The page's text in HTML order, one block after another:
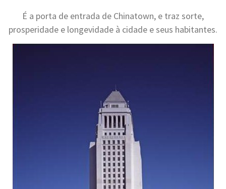
É a porta de entrada de Chinatown, e traz sorte,
prosperidade e longevidade à cidade e seus habitantes.